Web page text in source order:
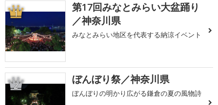
1
第17回みなとみらい大盆踊り
／神奈川県
みなとみらい地区を代表する納涼イベント
2 ぼんぼり祭／神奈川県
ぼんぼりの明かり広がる鎌倉の夏の風物詩